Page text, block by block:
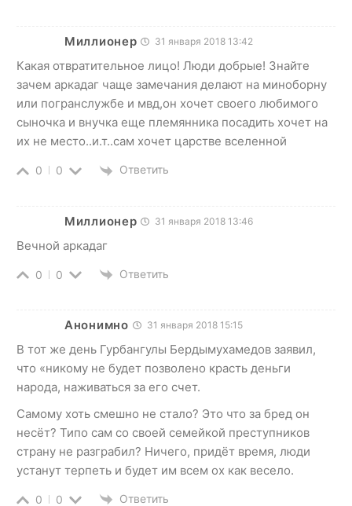
Миллионер 31 января 2018 13:42
Какая отвратительное лицо! Люди добрые! Знайте
зачем аркадаг чаще замечания делают на миноборну
или погранслужбе и мвд,он хочет своего любимого
сыночка и внучка еще племянника посадить хочет на
их не место..и.т..сам хочет царстве вселенной
0 0 Ответить
Миллионер 31 января 2018 13:46
Вечной аркадаг
0 0 Ответить
Анонимно 31 января 2018 15:15
В тот же день Гурбангулы Бердымухамедов заявил,
что «никому не будет позволено красть деньги
народа, наживаться за его счет.
Самому хоть смешно не стало? Это что за бред он
несёт? Типо сам со своей семейкой преступников
страну не разграбил? Ничего, придёт время, люди
устанут терпеть и будет им всем ох как весело.
0 0 Ответить